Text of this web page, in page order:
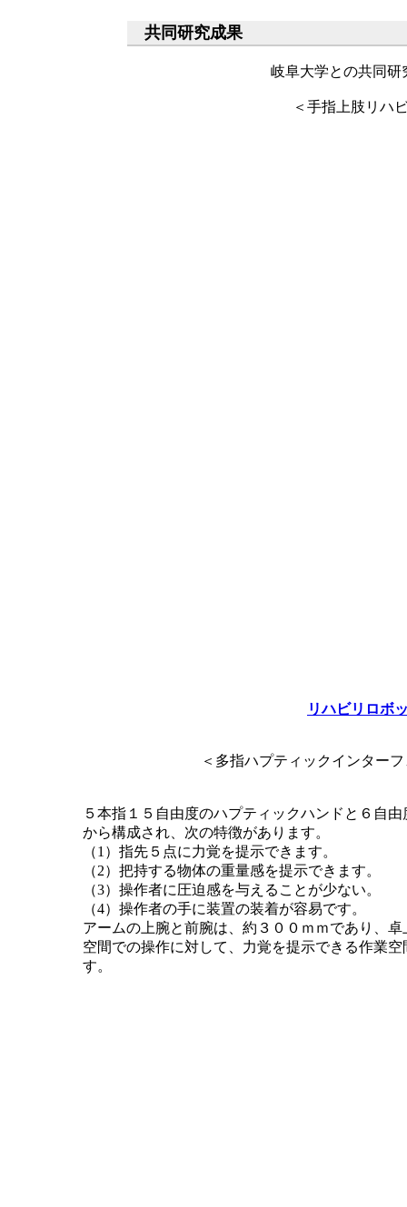
共同研究成果
岐阜大学との共同研
＜手指上肢リハ
リハビリロボ
＜多指ハプティックインター
５本指１５自由度のハプティックハンドと６自
から構成され、次の特徴があります。
（1）指先５点に力覚を提示できます。
（2）把持する物体の重量感を提示できます。
（3）操作者に圧迫感を与えることが少ない。
（4）操作者の手に装置の装着が容易です。
アームの上腕と前腕は、約３００ｍｍであり、卓
空間での操作に対して、力覚を提示できる作業空
す。